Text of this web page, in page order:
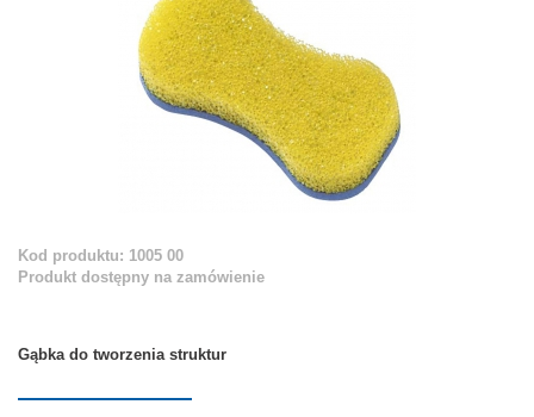
Kod produktu: 1005 00
Produkt dostępny na zamówienie
Gąbka do tworzenia struktur